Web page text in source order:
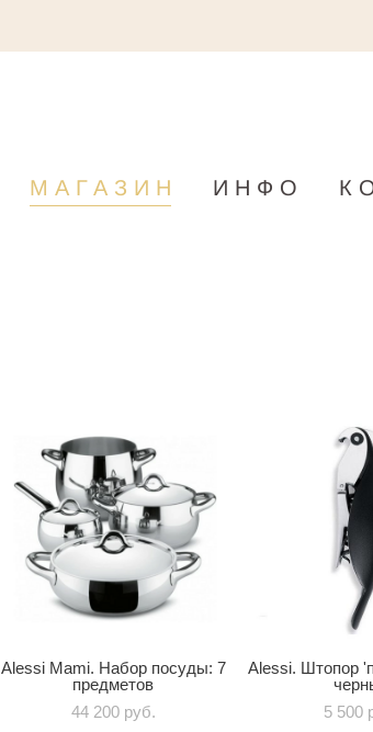
МАГАЗИН ИНФО
Alessi Mami. Набор посуды: 7
предметов
44 200 pуб.
Alessi. Штопор
5 500